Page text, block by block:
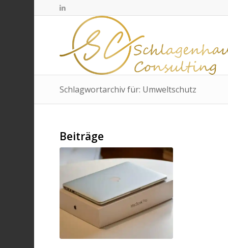
Schlagwortarchiv für: Umweltschutz
Beiträge